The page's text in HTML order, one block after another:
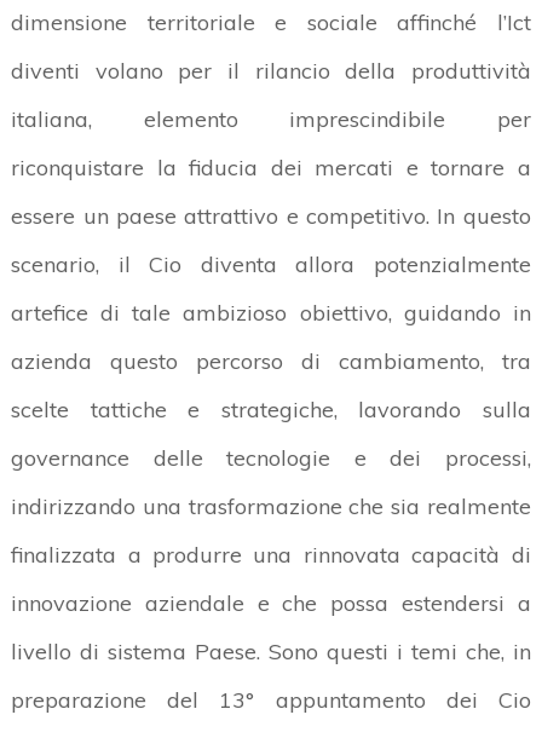
dimensione territoriale e sociale affinché l’Ict
diventi volano per il rilancio della produttività
italiana, elemento imprescindibile per
riconquistare la fiducia dei mercati e tornare a
essere un paese attrattivo e competitivo. In questo
scenario, il Cio diventa allora potenzialmente
artefice di tale ambizioso obiettivo, guidando in
azienda questo percorso di cambiamento, tra
scelte tattiche e strategiche, lavorando sulla
governance delle tecnologie e dei processi,
indirizzando una trasformazione che sia realmente
finalizzata a produrre una rinnovata capacità di
innovazione aziendale e che possa estendersi a
livello di sistema Paese. Sono questi i temi che, in
preparazione del 13° appuntamento dei Cio